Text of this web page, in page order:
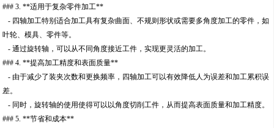
### 3. **适用于复杂零件加工**
- 四轴加工特别适合加工具有复杂曲面、不规则形状或需要多角度加工的零件，如
叶轮、模具、零件等。
- 通过旋转轴，可以从不同角度接近工件，实现更灵活的加工。
### 4. **提高加工精度和表面质量**
- 由于减少了装夹次数和更换频率，四轴加工可以有效降低人为误差和加工累积误
差。
- 同时，旋转轴的使用使得可以以角度切削工件，从而提高表面质量和加工精度。
### 5. **节省和成本**